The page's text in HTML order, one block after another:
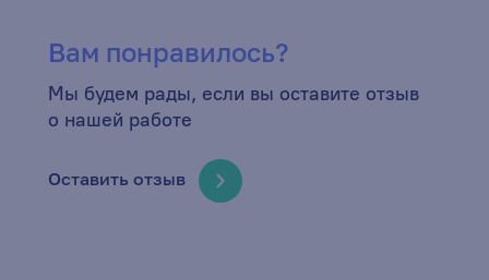
Вам понравилось?
Мы будем рады, если вы оставите отзыв
о нашей работе
Оставить отзыв